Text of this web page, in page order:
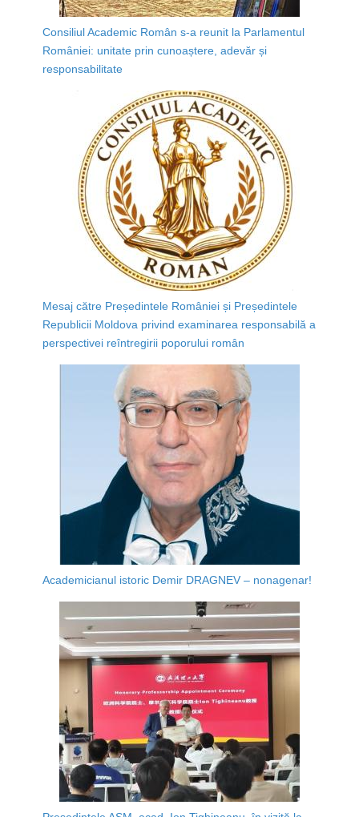
Consiliul Academic Român s-a reunit la Parlamentul
României: unitate prin cunoaștere, adevăr și
responsabilitate
Mesaj către Președintele României și Președintele
Republicii Moldova privind examinarea responsabilă a
perspectivei reîntregirii poporului român
Academicianul istoric Demir DRAGNEV – nonagenar!